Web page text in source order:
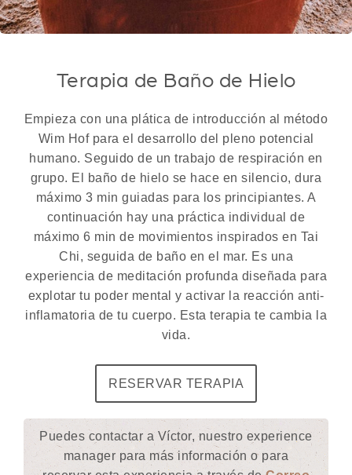
Terapia de Baño de Hielo
Empieza con una plática de introducción al método
Wim Hof para el desarrollo del pleno potencial
humano. Seguido de un trabajo de respiración en
grupo. El baño de hielo se hace en silencio, dura
máximo 3 min guiadas para los principiantes. A
continuación hay una práctica individual de
máximo 6 min de movimientos inspirados en Tai
Chi, seguida de baño en el mar. Es una
experiencia de meditación profunda diseñada para
explotar tu poder mental y activar la reacción anti-
inflamatoria de tu cuerpo. Esta terapia te cambia la
vida.
RESERVAR TERAPIA
Puedes contactar a Víctor, nuestro experience
manager para más información o para